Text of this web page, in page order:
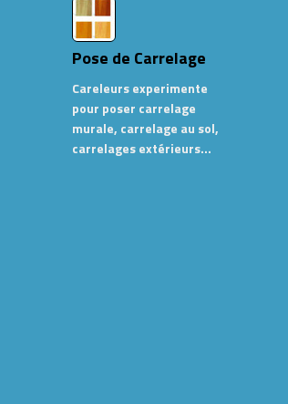
Pose de Carrelage
Careleurs experimente
pour poser carrelage
murale, carrelage au sol,
carrelages extérieurs…